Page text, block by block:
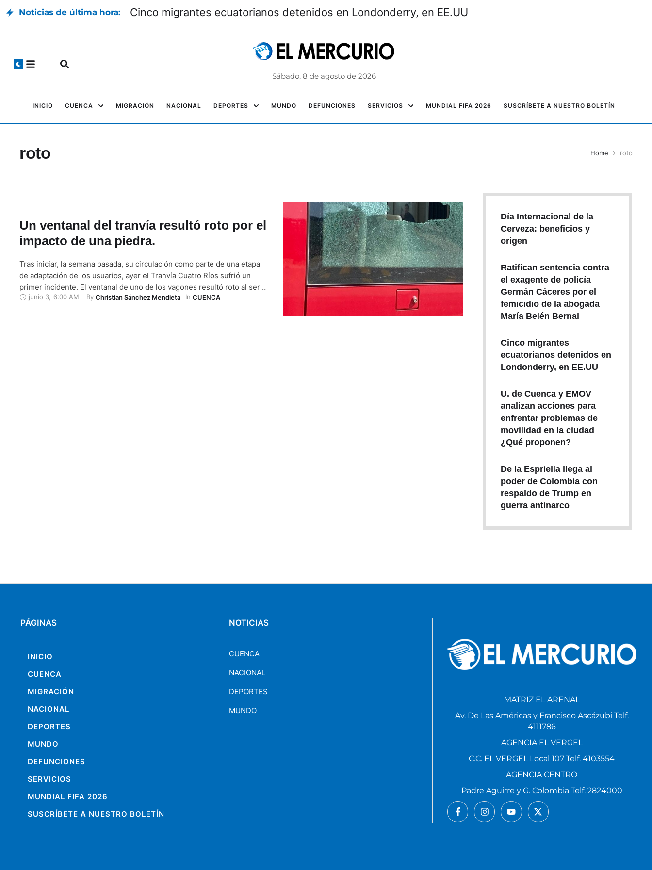
Noticias de última hora: Cinco migrantes ecuatorianos detenidos en Londonderry, en EE.UU
Sábado, 8 de agosto de 2026
INICIO CUENCA MIGRACIÓN NACIONAL DEPORTES MUNDO DEFUNCIONES SERVICIOS MUNDIAL FIFA 2026 SUSCRÍBETE A NUESTRO BOLETÍN
roto Home roto
Un ventanal del tranvía resultó roto por el
impacto de una piedra.
Tras iniciar, la semana pasada, su circulación como parte de una etapa
de adaptación de los usuarios, ayer el Tranvía Cuatro Ríos sufrió un
primer incidente. El ventanal de uno de los vagones resultó roto al ser
impactado por una piedra, que al parecer fue expulsada por un equipo
junio 3 6:00 AM By Christian Sánchez Mendieta In CUENCA
Día Internacional de la
Cerveza: beneficios y
origen
Ratifican sentencia contra
el exagente de policía
Germán Cáceres por el
femicidio de la abogada
María Belén Bernal
Cinco migrantes
ecuatorianos detenidos en
Londonderry, en EE.UU
U. de Cuenca y EMOV
analizan acciones para
enfrentar problemas de
movilidad en la ciudad
¿Qué proponen?
De la Espriella llega al
poder de Colombia con
respaldo de Trump en
guerra antinarco
PÁGINAS
INICIO
CUENCA
MIGRACIÓN
NACIONAL
DEPORTES
MUNDO
DEFUNCIONES
SERVICIOS
MUNDIAL FIFA 2026
SUSCRÍBETE A NUESTRO BOLETÍN
NOTICIAS
CUENCA
NACIONAL
DEPORTES
MUNDO
MATRIZ EL ARENAL
Av. De Las Américas y Francisco Ascázubi Telf.
4111786
AGENCIA EL VERGEL
C.C. EL VERGEL Local 107 Telf. 4103554
AGENCIA CENTRO
Padre Aguirre y G. Colombia Telf. 2824000